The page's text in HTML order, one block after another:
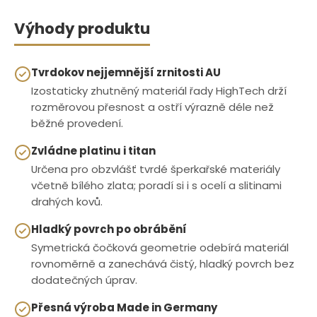
Výhody produktu
Tvrdokov nejjemnější zrnitosti AU
Izostaticky zhutněný materiál řady HighTech drží
rozměrovou přesnost a ostří výrazně déle než
běžné provedení.
Zvládne platinu i titan
Určena pro obzvlášť tvrdé šperkařské materiály
včetně bílého zlata; poradí si i s ocelí a slitinami
drahých kovů.
Hladký povrch po obrábění
Symetrická čočková geometrie odebírá materiál
rovnoměrně a zanechává čistý, hladký povrch bez
dodatečných úprav.
Přesná výroba Made in Germany